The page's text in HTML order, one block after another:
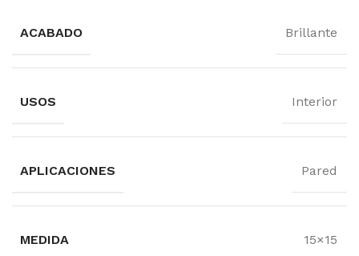
ACABADO Brillante
USOS Interior
APLICACIONES Pared
MEDIDA 15×15